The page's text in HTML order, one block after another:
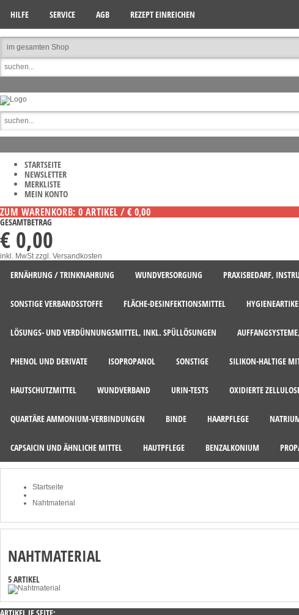
HILFE SERVICE AGB REZEPT EINREICHEN
STARTSEITE
NEWSLETTER
MERKLISTE
MEIN KONTO
ZUM WARENKORB: 0 ARTIKEL / € 0,00
GESAMTBETRAG
€ 0,00
inkl. MwStzzgl. Versandkosten
ERNÄHRUNG / TRINKNAHRUNG WUNDVERSORGUNG PRAXISBEDARF,
SONSTIGE VERBANDSSTOFFE FLÄCHE-DESINFEKTIONSMITTEL
LÖSUNGS- UND VERDÜNNUNGSMITTEL, INKL. SPÜLLÖSUNGEN
PHENOL UND DERIVATE ISOPROPANOL SONSTIGE SILIKON-HALTIGE
HAUTSCHUTZMITTEL WUNDVERBAND URIN-TESTS OXIDIERTE
QUARTÄRE AMMONIUM-VERBINDUNGEN BINDE HAARPFLEGE
CAPSAICIN UND ÄHNLICHE MITTEL HAUTPFLEGE BENZALKONIUM
Startseite
Nahtmaterial
NAHTMATERIAL
5 ARTIKEL
ARTIKEL JE SEITE: